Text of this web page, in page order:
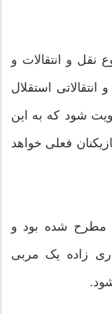
و انتقالات و
استقلال
شود که به این
فعلی خواهد
مطرح شده بود و
زاده یک مربی